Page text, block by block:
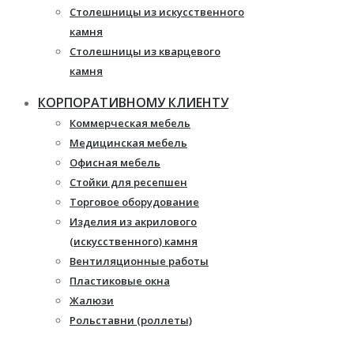
Столешницы из искусственного
камня
Столешницы из кварцевого
камня
Каминные порталы
Камины Dimplex
Искусственный камень White
Hills
Балконы ПВХ
Пластиковые окна
Жалюзи
Рулонные шторы
КОРПОРАТИВНОМУ КЛИЕНТУ
Коммерческая мебель
Медицинская мебель
Офисная мебель
Стойки для ресепшен
Торговое оборудование
Изделия из акрилового
(искусственного) камня
Вентиляционные работы
Пластиковые окна
Жалюзи
Рольставни (роллеты)